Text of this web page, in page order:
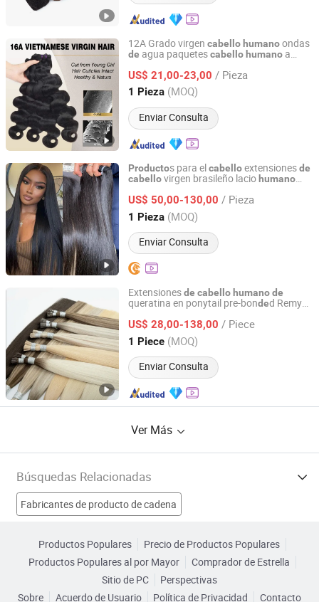
12A Grado virgen cabello humanoondas
de agua paquetescabello humano a
US$ 21,00-23,00 / Pieza
1 Pieza (MOQ)
Enviar Consulta
Foshan Wendy Hair Products Co., Ltd.
Guangdong, China Desde 2015
Productos para elcabelloextensionesde
cabellovirgen brasileño lacio humano
alineadas por cutículas paquetes
cabello
humano
US$ 50,00-130,00 / Pieza
1 Pieza (MOQ)
Enviar Consulta
Guangzhou Beimeijia Trading Co., Ltd.
Guangdong, China Desde 2023
Extensionesde cabello humanode
queratina en ponytail pre-bonded Remy
US$ 28,00-138,00 / Piece
1 Piece (MOQ)
Enviar Consulta
Juancheng Sunze Hair Products Co., Ltd.
Shandong, China Desde 2025
Ver Más
Búsquedas Relacionadas
Fabricantes de producto de cadena
Fabricantes de Conjunto de cabello
Productos Populares
Precio de Productos Populares
Productos Populares al por Mayor
Comprador de Estrella
Sitio de PC
Perspectivas
Sobre
Acuerdo de Usuario Política de Privacidad Contacto